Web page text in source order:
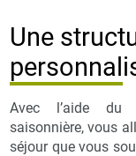
Une
Avec l’aide du
saisonnière, vous
séjour que vous